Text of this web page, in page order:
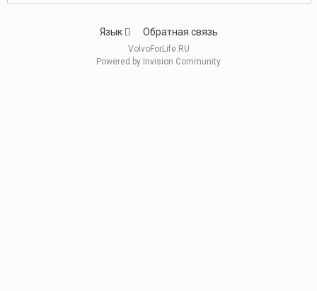
Язык Обратная связь
VolvoForLife.RU
Powered by Invision Community